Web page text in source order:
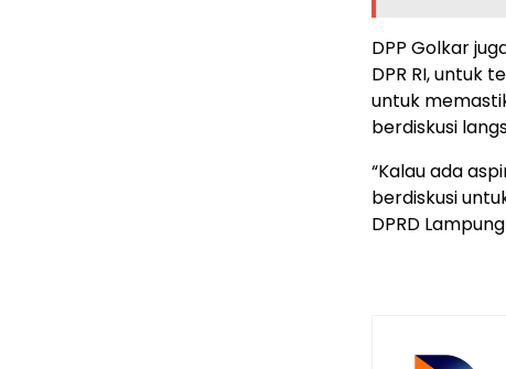
DPP Golkar
DPR RI, untuk
untuk
berdiskusi
“Kalau ada
berdiskusi
DPRD